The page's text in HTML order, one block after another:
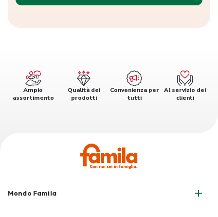
Ampio
assortimento
Qualità dei
prodotti
Convenienza per
tutti
Al servizio dei
clienti
Mondo Famila